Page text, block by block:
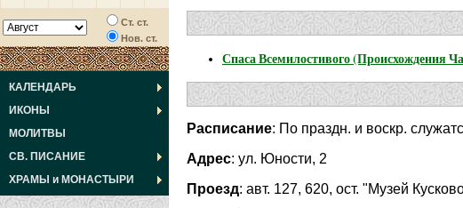
Ст. ст.
Нов. ст.
КАЛЕНДАРЬ
ИКОНЫ
МОЛИТВЫ
СВ. ПИСАНИЕ
ХРАМЫ и МОНАСТЫРИ
Спаса Всемилостивого (Происхождения
Расписание: По праздн. и воскр.
Адрес: ул. Юности, 2
Проезд: авт. 127, 620, ост. "Музей